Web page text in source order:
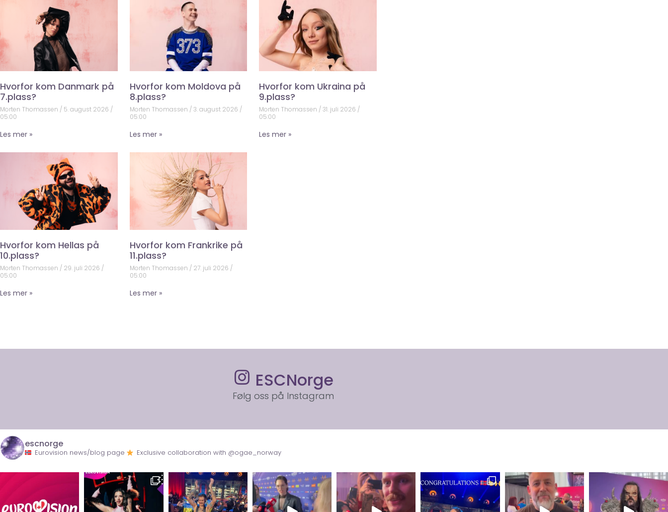
Hvorfor kom Danmark på
7.plass?
Morten Thomassen
5. august 2026
05:00
Les mer »
Hvorfor kom Moldova på
8.plass?
Morten Thomassen 3. august 2026
05:00
Les mer »
Hvorfor kom Ukraina på
9.plass?
Morten Thomassen
31. juli 2026
05:00
Les mer »
Hvorfor kom Hellas på
10.plass?
Morten Thomassen
29. juli 2026
05:00
Les mer »
Hvorfor kom Frankrike på
11.plass?
Morten Thomassen 27. juli 2026
05:00
Les mer »
ESCNorge
Følg oss på Instagram
escnorge
Eurovision news/blog page Exclusive collaboration with @ogae_norway